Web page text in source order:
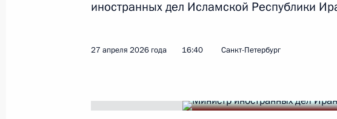
иностранных дел Исламской Республики
27 апреля 2026 года 16:40 Санкт-Петербург